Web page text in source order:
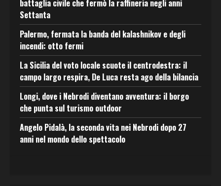
battaglia civile che fermò la raffineria negli anni
Settanta
Palermo, fermata la banda del kalashnikov e degli
incendi: otto fermi
La Sicilia del voto locale scuote il centrodestra: il
campo largo respira, De Luca resta ago della bilancia
Longi, dove i Nebrodi diventano avventura: il borgo
che punta sul turismo outdoor
Angelo Pidalà, la seconda vita nei Nebrodi dopo 27
anni nel mondo dello spettacolo